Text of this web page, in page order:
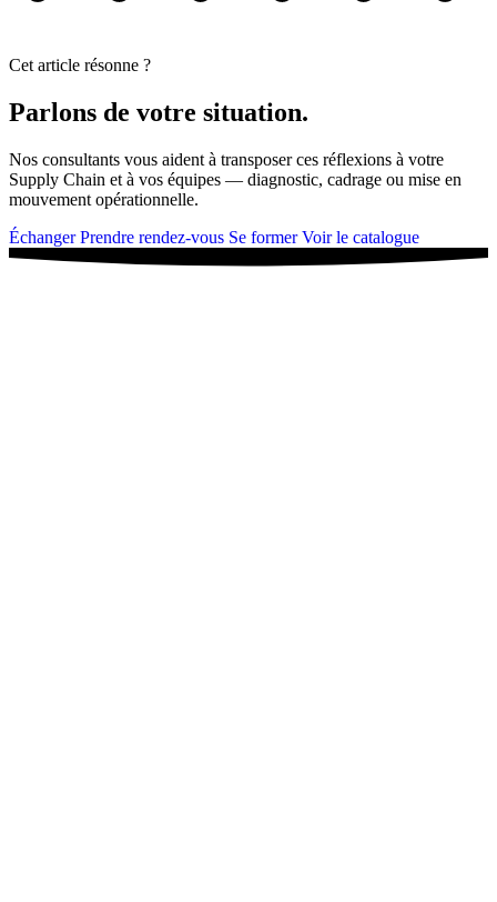
Cet article résonne ?
Parlons de votre situation.
Nos consultants vous aident à transposer ces réflexions à votre
Supply Chain et à vos équipes — diagnostic, cadrage ou mise en
mouvement opérationnelle.
Échanger Prendre rendez-vous Se former Voir le catalogue